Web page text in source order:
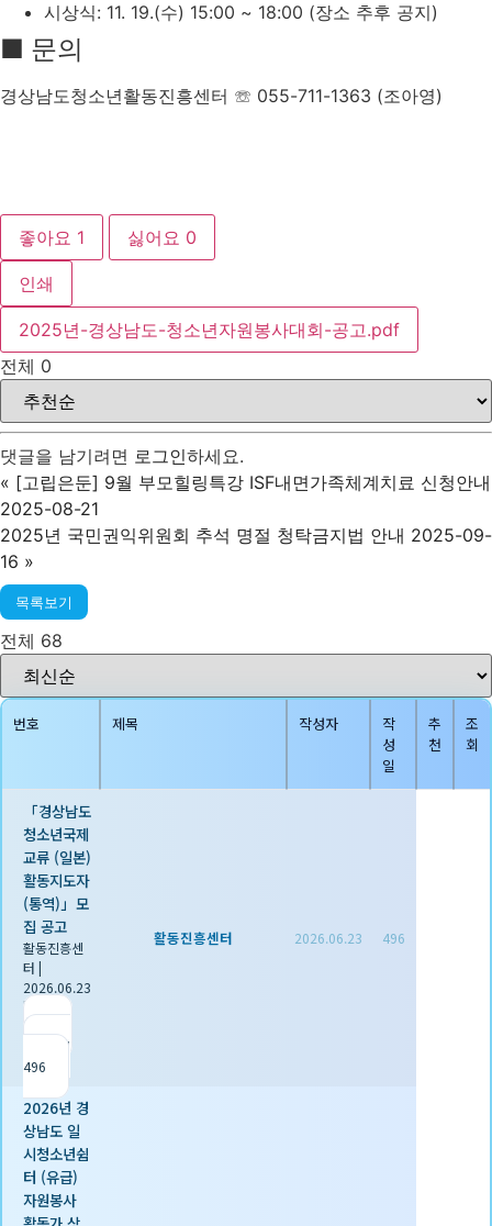
시상식: 11. 19.(수) 15:00 ~ 18:00 (장소 추후 공지)
■ 문의
경상남도청소년활동진흥센터 ☏ 055-711-1363 (조아영)
좋아요 1 싫어요 0
인쇄
2025년-경상남도-청소년자원봉사대회-공고.pdf
전체 0
댓글을 남기려면 로그인하세요.
« [고립은둔] 9월 부모힐링특강 ISF내면가족체계치료 신청안내
2025-08-21
2025년 국민권익위원회 추석 명절 청탁금지법 안내 2025-09-
16 »
목록보기
전체 68
번호 제목 작성자
작
성
일
추
천
조
회
「경상남도
청소년국제
교류 (일본)
활동지도자
(통역)」모
집 공고
활동진흥센
터 |
2026.06.23
|
조회
496
활동진흥센터 2026.06.23 496
2026년 경
상남도 일
시청소년쉼
터 (유급)
자원봉사